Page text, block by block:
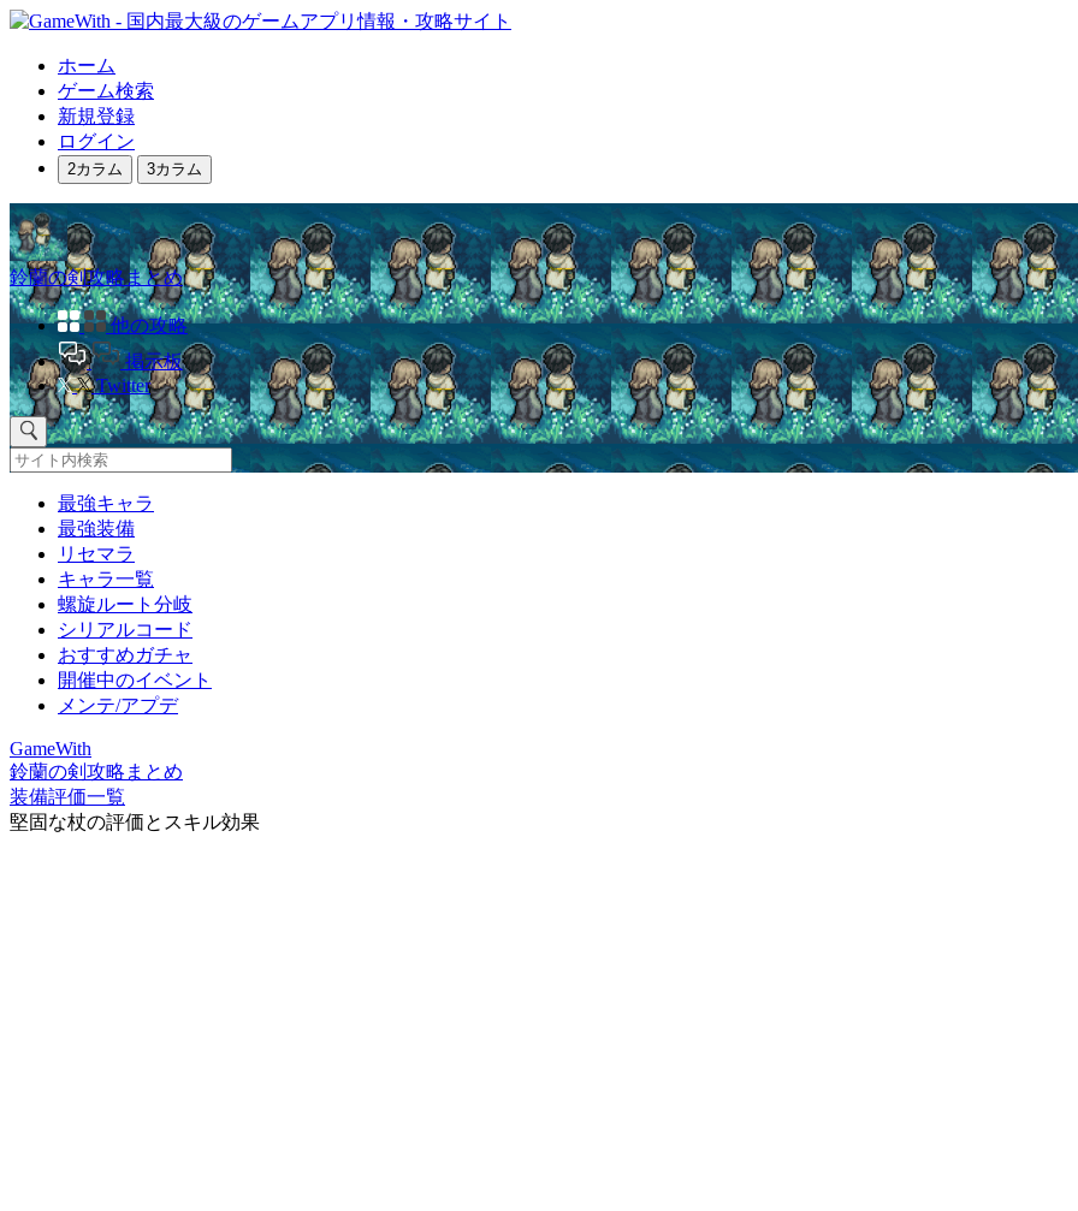
ホーム
ゲーム検索
新規登録
ログイン
2カラム 3カラム
鈴蘭の剣攻略まとめ
他の攻略
掲示板
Twitter
最強キャラ
最強装備
リセマラ
キャラ一覧
螺旋ルート分岐
シリアルコード
おすすめガチャ
開催中のイベント
メンテ/アプデ
GameWith
鈴蘭の剣攻略まとめ
装備評価一覧
堅固な杖の評価とスキル効果